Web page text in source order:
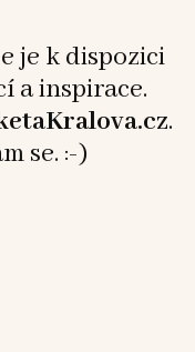
je k dispozici
a inspirace.
.
se. :-)